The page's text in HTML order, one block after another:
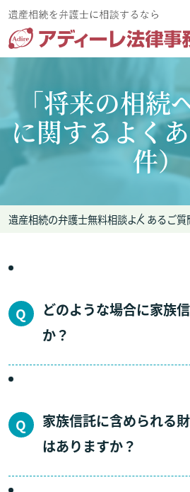
「将来の相続
に関するよく
件）
遺産相続の弁護士無料相談よくあるご質
どのような場合に家族
か？
家族信託に含められる
はありますか？